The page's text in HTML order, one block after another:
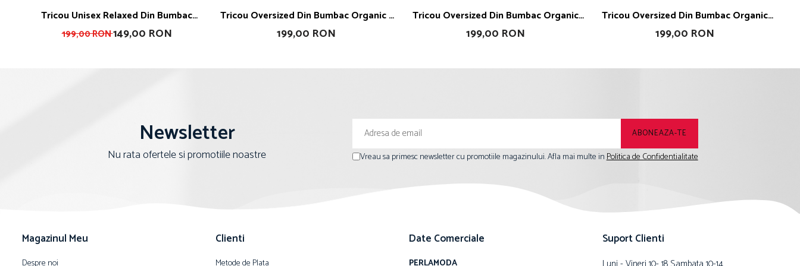
Tricou Unisex Relaxed Din Bumbac
Organic What The Fuck Is Matcha
199,00 RON149,00 RON
Tricou Oversized Din Bumbac Organic I
Am Art
199,00 RON
Tricou Oversized Din Bumbac Organic
Kiss
199,00 RON
Tricou Oversized Din Bumbac Organic
Enjoy Happier
199,00 RON
Newsletter
Nu rata ofertele si promotiile noastre Vreau sa primesc newsletter cu promotiile magazinului. Afla mai multe inPolitica de Confidentialitate
Magazinul Meu
Despre noi
Clienti
Metode de Plata
Date Comerciale
PERLAMODA
Suport Clienti